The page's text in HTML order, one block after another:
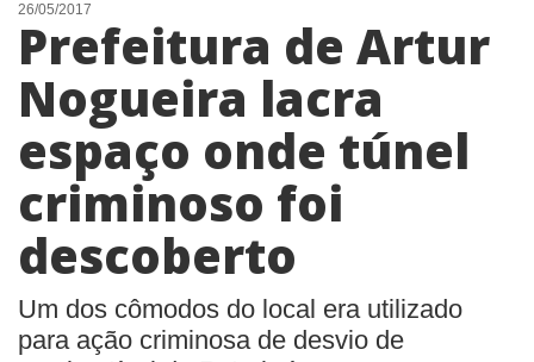
NOTÍCIAS
LISTA DIGITAL
QUEM SOMOS
CONTATO
ANUNCIE
26/05/2017
Prefeitura de Artur
Nogueira lacra
espaço onde túnel
criminoso foi
descoberto
Um dos cômodos do local era utilizado
para ação criminosa de desvio de